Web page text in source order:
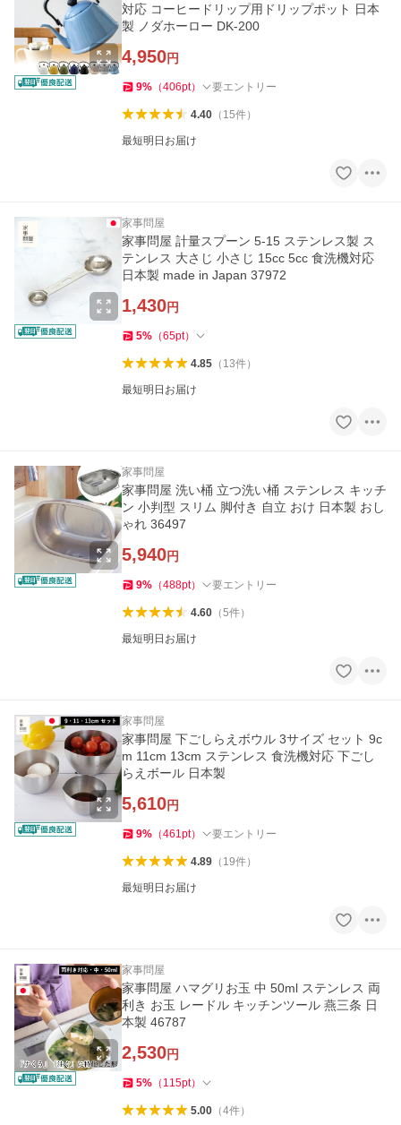
対応 コーヒードリップ用ドリップポット 日本
製 ノダホーロー DK-200
4,950円
9% （406pt） 要エントリー
4.40（ 15件）
最短明日お届け
家事問屋
家事問屋 計量スプーン 5-15 ステンレス製 ス
テンレス 大さじ 小さじ 15cc 5cc 食洗機対応
日本製 made in Japan 37972
1,430円
5% （65pt）
4.85（ 13件）
最短明日お届け
家事問屋
家事問屋 洗い桶 立つ洗い桶 ステンレス キッチ
ン 小判型 スリム 脚付き 自立 おけ 日本製 おし
ゃれ 36497
5,940円
9% （488pt） 要エントリー
4.60（5件）
最短明日お届け
家事問屋
家事問屋 下ごしらえボウル 3サイズ セット 9c
m 11cm 13cm ステンレス 食洗機対応 下ごし
らえボール 日本製
5,610円
9% （461 pt） 要エントリー
4.89（ 19件）
最短明日お届け
家事問屋
家事問屋 ハマグリお玉 中 50ml ステンレス 両
利き お玉 レードル キッチンツール 燕三条 日
本製 46787
2,530円
5% （ 115pt）
5.00（4件）